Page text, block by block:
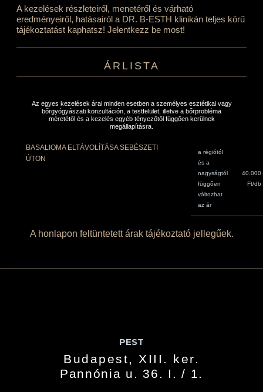
A kezelések részleteiről, menetéről és várható
eredményeiről, hatásairól a DR. B-ESTH klinikán teljes körű
tájékoztatást kaphatsz! Jelentkezz be most!
ÁRLISTA
Az egyes kezelések árai minden esetben a személyes esztétikai vagy
bőrgyógyászati konzultáción, a testfelület, illetve a bőrprobléma
méretétől és a kezelés egyéb tényezőtől függően kerülnek
megállapításra.
BASALIOMA ELTÁVOLÍTÁSA SEBÉSZETI
ÚTON
a régiótól
és a
nagyságtól
függően
változhat
az ár
40.000
Ft/db
A honlapon feltüntetett árak tájékoztató jellegűek.
PEST
Budapest, XIII. ker.
Pannónia u. 36. I. / 1.